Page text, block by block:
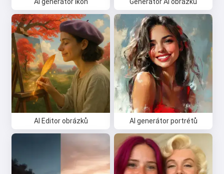
AI Editor obrázků AI generátor portrétů